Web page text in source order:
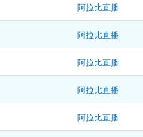
阿拉比直播
阿拉比直播
阿拉比直播
阿拉比直播
阿拉比直播